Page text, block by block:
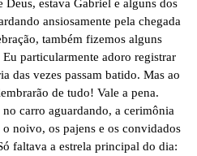
Deus, estava Gabriel e alguns dos
ansiosamente pela chegada
também fizemos alguns
particularmente adoro registrar
das vezes passam batido. Mas ao
de tudo! Vale a pena.
carro aguardando, a cerimônia
noivo, os pajens e os convidados
faltava a estrela principal do dia: